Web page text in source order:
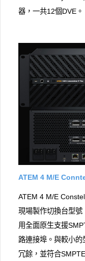
器，一共12個DVE。
ATEM 4 M/E
ATEM 4 M/E
現場製作切換台型
用全面原生支援
路連接埠。與較小
冗餘，並符合